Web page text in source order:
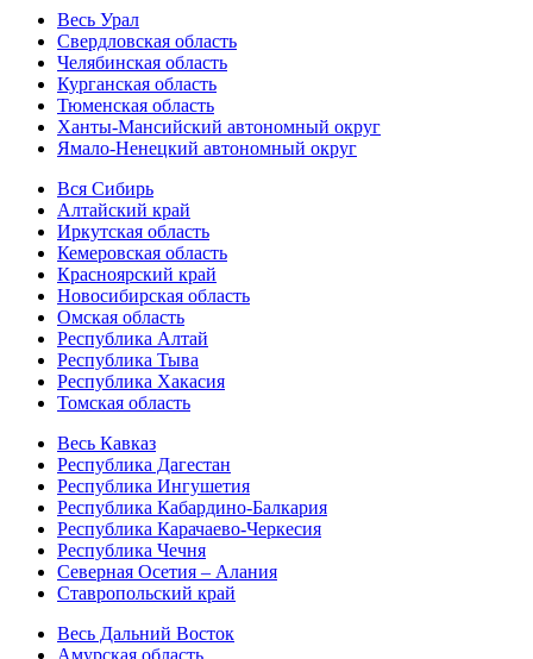
Весь Урал
Свердловская область
Челябинская область
Курганская область
Тюменская область
Ханты-Мансийский автономный округ
Ямало-Ненецкий автономный округ
Вся Сибирь
Алтайский край
Иркутская область
Кемеровская область
Красноярский край
Новосибирская область
Омская область
Республика Алтай
Республика Тыва
Республика Хакасия
Томская область
Весь Кавказ
Республика Дагестан
Республика Ингушетия
Республика Кабардино-Балкария
Республика Карачаево-Черкесия
Республика Чечня
Северная Осетия – Алания
Ставропольский край
Весь Дальний Восток
Амурская область